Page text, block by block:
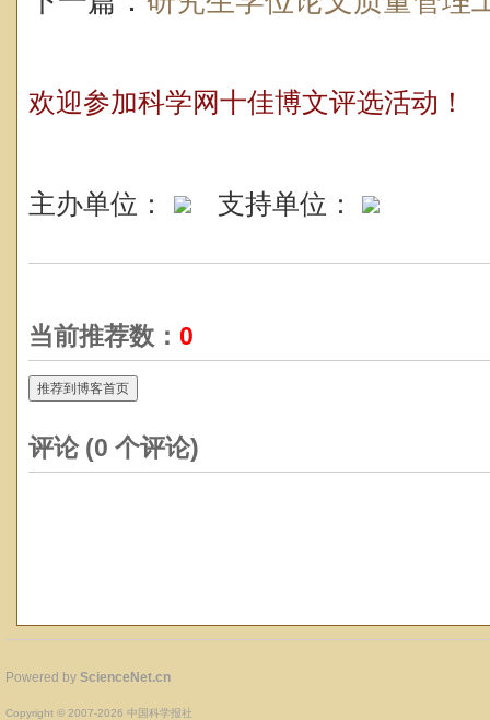
欢迎参加科学网十佳博文评选活动！
主办单位： 支持单位：
当前推荐数： 0
推荐到博客首页
评论 (0 个评论)
Powered by ScienceNet.cn
Copyright © 2007-2026 中国科学报社